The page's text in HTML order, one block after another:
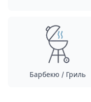
Барбекю / Гриль